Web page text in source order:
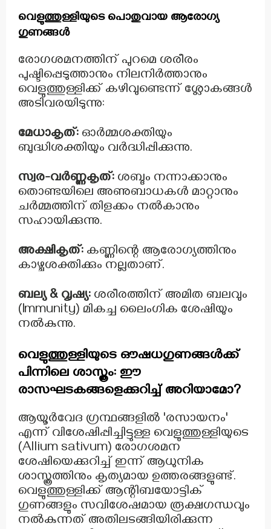
വെളുത്തുള്ളിയുടെ പൊതുവായ ആരോഗ്യ
ഗുണങ്ങൾ
രോഗശമനത്തിന് പുറമെ ശരീരം
പുഷ്ടിപ്പെടുത്താനും നിലനിർത്താനും
വെളുത്തുള്ളിക്ക് കഴിവുണ്ടെന്ന് ശ്ലോകങ്ങൾ
അടിവരയിടുന്നു:
മേധാകൃത്: ഓർമ്മശക്തിയും
ബുദ്ധിശക്തിയും വർദ്ധിപ്പിക്കുന്നു.
സ്വര-വർണ്ണകൃത്: ശബ്ദം നന്നാക്കാനും
തൊണ്ടയിലെ അണുബാധകൾ മാറ്റാനും
ചർമ്മത്തിന് തിളക്കം നൽകാനും
സഹായിക്കുന്നു.
അക്ഷികൃത്: കണ്ണിന്റെ ആരോഗ്യത്തിനും
കാഴ്ചശക്തിക്കും നല്ലതാണ്.
ബല്യ & വൃഷ്യ: ശരീരത്തിന് അമിത ബലവും
(Immunity) മികച്ച ലൈംഗിക ശേഷിയും
നൽകുന്നു.
വെളുത്തുള്ളിയുടെ ഔഷധഗുണങ്ങൾക്ക്
പിന്നിലെ ശാസ്ത്രം: ഈ
രാസഘടകങ്ങളെക്കുറിച്ച് അറിയാമോ?
ആയൂർവേദ ഗ്രന്ഥങ്ങളിൽ 'രസായനം'
എന്ന് വിശേഷിപ്പിച്ചിട്ടുള്ള വെളുത്തുള്ളിയുടെ
(Allium sativum) രോഗശമന
ശേഷിയെക്കുറിച്ച് ഇന്ന് ആധുനിക
ശാസ്ത്രത്തിനും കൃത്യമായ ഉത്തരങ്ങളുണ്ട്.
വെളുത്തുള്ളിക്ക് ആന്റിബയോട്ടിക്
ഗുണങ്ങളും സവിശേഷമായ രൂക്ഷഗന്ധവും
നൽകുന്നത് അതിലടങ്ങിയിരിക്കുന്ന